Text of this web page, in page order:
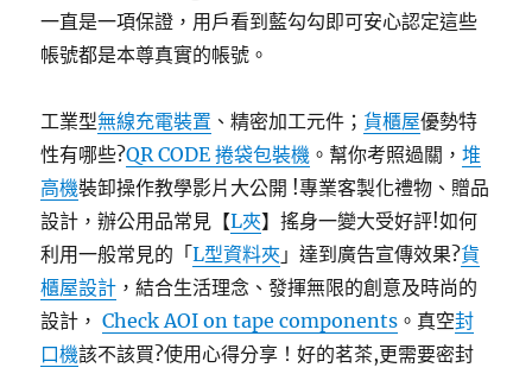
一直是一項保證，用戶看到藍勾勾即可安心認定這些
帳號都是本尊真實的帳號。
工業型無線充電裝置 、精密加工元件； 貨櫃屋優勢特
性有哪些?QR CODE 捲袋包裝機 。幫你考照過關，堆
高機裝卸操作教學影片大公開 !專業客製化禮物、贈品
設計，辦公用品常見【L夾】搖身一變大受好評!如何
利用一般常見的「L型資料夾 」達到廣告宣傳效果?貨
櫃屋設計 ，結合生活理念、發揮無限的創意及時尚的
設計，Check AOI on tape components 。真空封
口機該不該買?使用心得分享！好的茗茶,更需要密封